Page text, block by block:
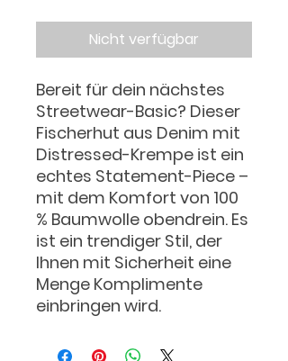
Nicht verfügbar
Bereit für dein nächstes
Streetwear-Basic? Dieser
Fischerhut aus Denim mit
Distressed-Krempe ist ein
echtes Statement-Piece –
mit dem Komfort von 100
% Baumwolle obendrein. Es
ist ein trendiger Stil, der
Ihnen mit Sicherheit eine
Menge Komplimente
einbringen wird.